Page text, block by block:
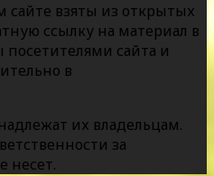
сайте взяты из открытых
ссылку на материал в
сайта и
в
их владельцам.
за
несет.